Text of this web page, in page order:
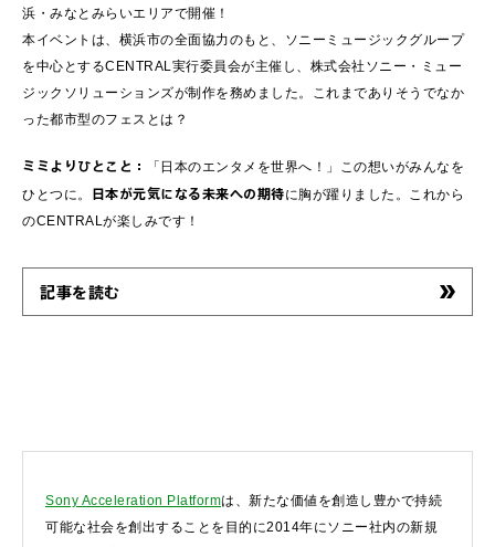
浜・みなとみらいエリアで開催！
本イベントは、横浜市の全面協力のもと、ソニーミュージックグループ
を中心とするCENTRAL実行委員会が主催し、株式会社ソニー・ミュー
ジックソリューションズが制作を務めました。これまでありそうでなか
った都市型のフェスとは？
ミミよりひとこと：
「日本のエンタメを世界へ！」この想いがみんなを
ひとつに。
日本が元気になる未来への期待に胸が躍りました。これから
のCENTRALが楽しみです！
記事を読む
Sony Acceleration Platformは、新たな価値を創造し豊かで持続
可能な社会を創出することを目的に2014年にソニー社内の新規